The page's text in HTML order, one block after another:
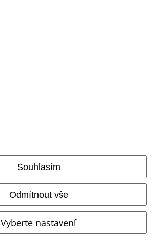
Souhlasím
Odmítnout vše
Vyberte nastavení